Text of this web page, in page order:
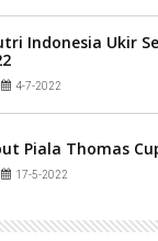
Indonesia Ukir
4-7-2022
Piala Thomas
17-5-2022